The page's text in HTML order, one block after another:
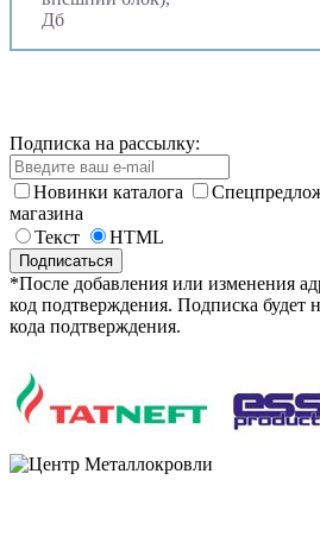
Дб
Подписка на рассылку:
Новинки каталога
магазина
Текст
HTML
*После добавления или изменения
код подтверждения. Подписка будет
кода подтверждения.